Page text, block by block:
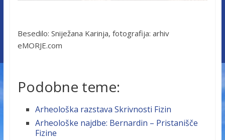
Besedilo: Sniježana Karinja, fotografija: arhiv
eMORJE.com
Podobne teme:
Arheološka razstava Skrivnosti Fizin
Arheološke najdbe: Bernardin – Pristanišče
Fizine